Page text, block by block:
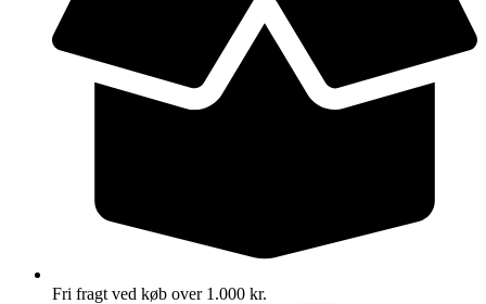
Fri fragt ved køb over 1.000 kr.